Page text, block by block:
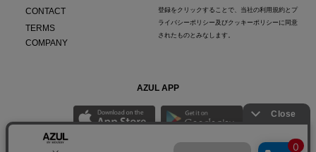
CONTACT
TERMS
COMPANY
登録をクリックすることで、当社の利用規約と プ
ライバシーポリシー及びクッキーポリシー に同意
されたものとみなします。
AZUL APP